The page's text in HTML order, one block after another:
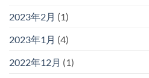
2023年2月 (1)
2023年1月 (4)
2022年12月 (1)